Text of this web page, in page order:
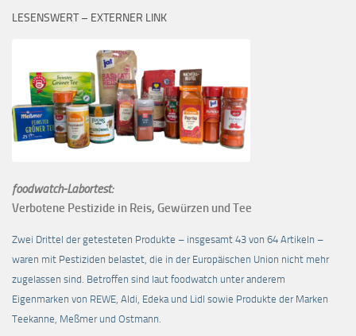
LESENSWERT – EXTERNER LINK
foodwatch-Labortest:
Verbotene Pestizide in Reis, Gewürzen und Tee
Zwei Drittel der getesteten Produkte – insgesamt 43 von 64 Artikeln –
waren mit Pestiziden belastet, die in der Europäischen Union nicht mehr
zugelassen sind. Betroffen sind laut foodwatch unter anderem
Eigenmarken von REWE, Aldi, Edeka und Lidl sowie Produkte der Marken
Teekanne, Meßmer und Ostmann.